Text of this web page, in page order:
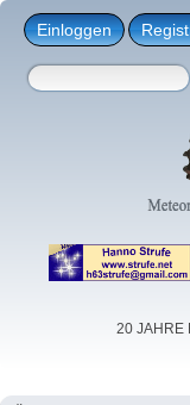
Einloggen
20 JAHRE